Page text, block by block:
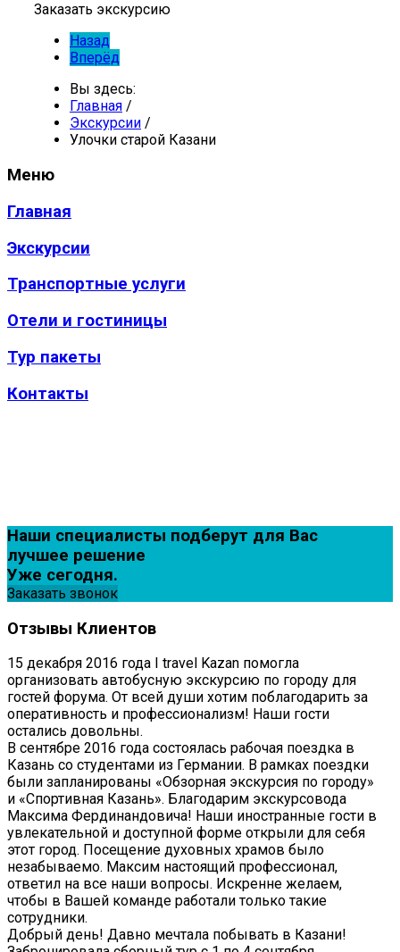
Заказать экскурсию
Назад
Вперёд
Вы здесь:
Главная /
Экскурсии /
Улочки старой Казани
Меню
Главная
Экскурсии
Транспортные услуги
Отели и гостиницы
Тур пакеты
Контакты
Наши специалисты подберут для Вас
лучшее решение
Уже сегодня.
Заказать звонок
Отзывы Клиентов
15 декабря 2016 года I travel Kazan помогла
организовать автобусную экскурсию по городу для
гостей форума. От всей души хотим поблагодарить за
оперативность и профессионализм! Наши гости
остались довольны.
В сентябре 2016 года состоялась рабочая поездка в
Казань со студентами из Германии. В рамках поездки
были запланированы «Обзорная экскурсия по городу»
и «Спортивная Казань». Благодарим экскурсовода
Максима Фердинандовича! Наши иностранные гости в
увлекательной и доступной форме открыли для себя
этот город. Посещение духовных храмов было
незабываемо. Максим настоящий профессионал,
ответил на все наши вопросы. Искренне желаем,
чтобы в Вашей команде работали только такие
сотрудники.
Добрый день! Давно мечтала побывать в Казани!